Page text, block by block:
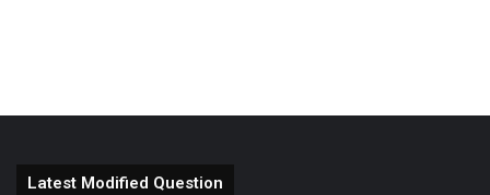
Latest Modified Question